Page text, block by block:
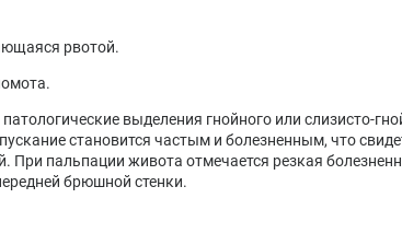
рвотой.
выделения гнойного или слизисто-
становится частым и болезненным, что
При пальпации живота отмечается резкая
брюшной стенки.